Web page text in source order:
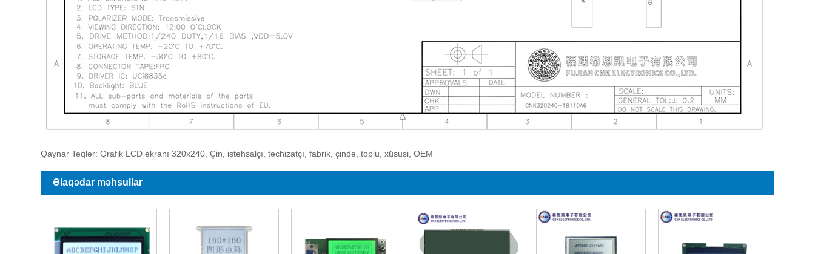
Qaynar Teqlər: Qrafik LCD ekranı 320x240, Çin, istehsalçı, təchizatçı, fabrik, çində, toplu, xüsusi, OEM
Əlaqədar məhsullar